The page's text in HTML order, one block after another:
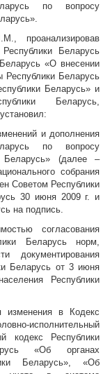
по вопросу
проанализировав
Беларусь
«О внесении
Республики Беларусь
Беларусь» и
Беларусь,
и дополнения
по вопросу
Беларусь» (далее –
собрания
Советом Республики
30 июня 2009 г. и
на подпись.
согласования
Беларусь норм,
документирования
Беларусь от 3 июня
Республики
изменения в Кодекс
исполнительный
кодекс Республики
«Об органах
Беларусь», «Об